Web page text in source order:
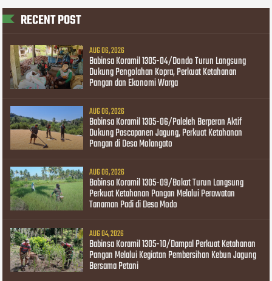
RECENT POST
AUG 06, 2026
Babinsa Koramil 1305-04/Dondo Turun Langsung
Dukung Pengolahan Kopra, Perkuat Ketahanan
Pangan dan Ekonomi Warga
AUG 06, 2026
Babinsa Koramil 1305-06/Paleleh Berperan Aktif
Dukung Pascapanen Jagung, Perkuat Ketahanan
Pangan di Desa Molangato
AUG 06, 2026
Babinsa Koramil 1305-09/Bokat Turun Langsung
Perkuat Ketahanan Pangan Melalui Perawatan
Tanaman Padi di Desa Modo
AUG 04, 2026
Babinsa Koramil 1305-10/Dampal Perkuat Ketahanan
Pangan Melalui Kegiatan Pembersihan Kebun Jagung
Bersama Petani